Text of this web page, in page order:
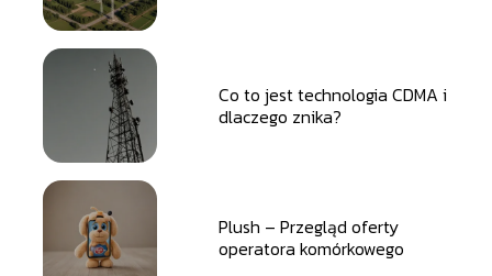
Co to jest technologia CDMA i
dlaczego znika?
Plush – Przegląd oferty
operatora komórkowego